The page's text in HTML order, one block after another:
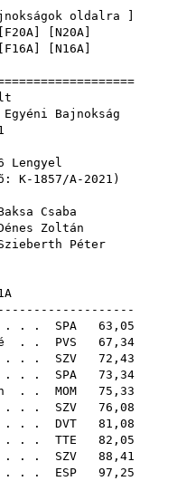
oldalra
F20A N20A
F16A N16A
Bajnokság
Lengyel
K-1857/A-2021)
Csaba
Zoltán
Péter
. . . SPA 63,05
. . PVS 67,34
. . . SZV 72,43
. . . SPA 73,34
. . MOM 75,33
. . SZV 76,08
. . DVT 81,08
. . . TTE 82,05
. . SZV 88,41
. . ESP 97,25